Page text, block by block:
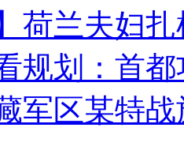
荷兰夫妇
规划：首
军区某特